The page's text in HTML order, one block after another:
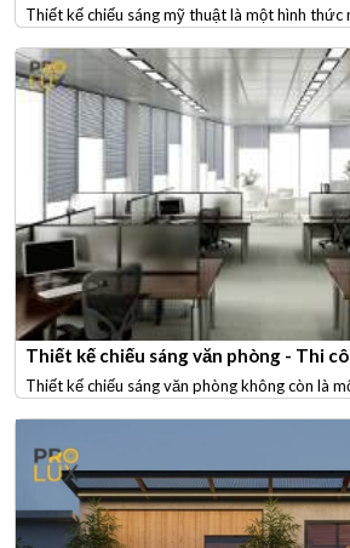
Thiết kế chiếu sáng mỹ thuật là một hình thức
Thiết kế chiếu sáng văn phòng - Thi
Thiết kế chiếu sáng văn phòng không còn là